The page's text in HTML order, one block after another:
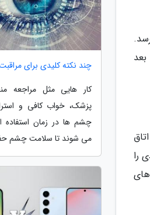
را
های
چند نکته کلیدی برای
کار هایی مثل مراجعه
پزشک، خواب کافی و
چشم ها در زمان استفاده
می شوند تا سلامت چشم